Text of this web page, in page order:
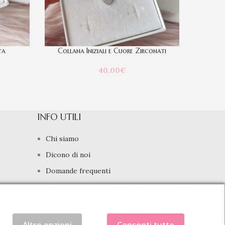
Collana Iniziali e Cuore Zirconati
40,00€
INFO UTILI
Chi siamo
Dicono di noi
Domande frequenti
Contatti